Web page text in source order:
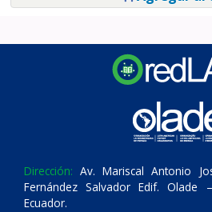
Dirección: Av. Mariscal Antonio
Fernández Salvador Edif.
Ecuador.